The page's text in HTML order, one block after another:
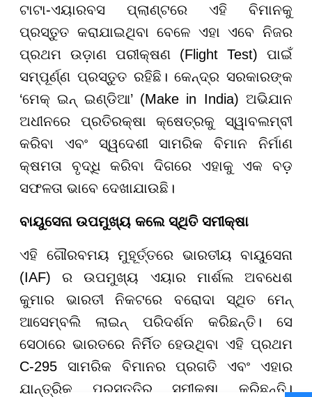
ଟାଟା-ଏୟାରବସ ପ୍ଲାଣ୍ଟରେ ଏହି ବିମାନକୁ
ପ୍ରସ୍ତୁତ କରାଯାଇଥିବା ବେଳେ ଏହା ଏବେ ନିଜର
ପ୍ରଥମ ଉଡ଼ାଣ ପରୀକ୍ଷଣ (Flight Test) ପାଇଁ
ସମ୍ପୂର୍ଣ୍ଣ ପ୍ରସ୍ତୁତ ରହିଛି। କେନ୍ଦ୍ର ସରକାରଙ୍କ
‘ମେକ୍ ଇନ୍ ଇଣ୍ଡିଆ’ (Make in India) ଅଭିଯାନ
ଅଧୀନରେ ପ୍ରତିରକ୍ଷା କ୍ଷେତ୍ରକୁ ସ୍ୱାବଲମ୍ବୀ
କରିବା ଏବଂ ସ୍ୱଦେଶୀ ସାମରିକ ବିମାନ ନିର୍ମାଣ
କ୍ଷମତା ବୃଦ୍ଧି କରିବା ଦିଗରେ ଏହାକୁ ଏକ ବଡ଼
ସଫଳତା ଭାବେ ଦେଖାଯାଉଛି।
ବାୟୁସେନା ଉପମୁଖ୍ୟ କଲେ ସ୍ଥିତି ସମୀକ୍ଷା
ଏହି ଗୌରବମୟ ମୁହୂର୍ତ୍ତରେ ଭାରତୀୟ ବାୟୁସେନା
(IAF) ର ଉପମୁଖ୍ୟ ଏୟାର ମାର୍ଶଲ ଅବଧେଶ
କୁମାର ଭାରତୀ ନିକଟରେ ବରୋଦା ସ୍ଥିତ ମେନ୍
ଆସେମ୍ବଲି ଲାଇନ୍ ପରିଦର୍ଶନ କରିଛନ୍ତି। ସେ
ସେଠାରେ ଭାରତରେ ନିର୍ମିତ ହେଉଥିବା ଏହି ପ୍ରଥମ
C-295 ସାମରିକ ବିମାନର ପ୍ରଗତି ଏବଂ ଏହାର
ଯାନ୍ତ୍ରିକ ପ୍ରସ୍ତୁତିର ସମୀକ୍ଷା କରିଛନ୍ତି।